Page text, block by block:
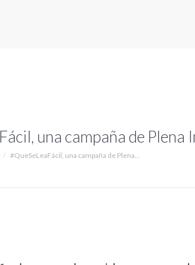
una campaña de Plena
#QueSeLeaFácil, una campaña de Plena…